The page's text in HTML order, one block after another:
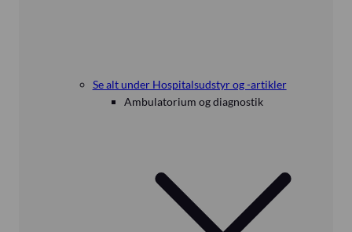
Se alt under Hospitalsudstyr og -artikler
Ambulatorium og diagnostik